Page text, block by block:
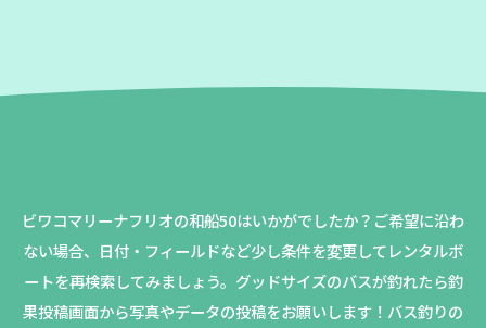
ビワコマリーナフリオの和船50はいかがでしたか？ ご希望に沿わ
ない場合、日付・フィールドなど少し条件を変更してレンタルボ
ートを再検索してみましょう。 グッドサイズのバスが釣れたら釣
果投稿画面から写真やデータの投稿をお願いします！バス釣りの